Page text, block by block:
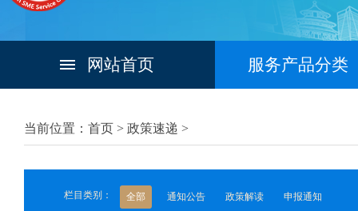
网站首页 服务产品分类
当前位置：首页 > 政策速递 >
栏目类别： 全部 通知公告 政策解读 申报通知